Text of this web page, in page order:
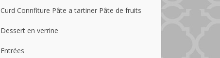
Curd Connfiture Pâte a tartiner Pâte de fruits
Dessert en verrine
Entrées